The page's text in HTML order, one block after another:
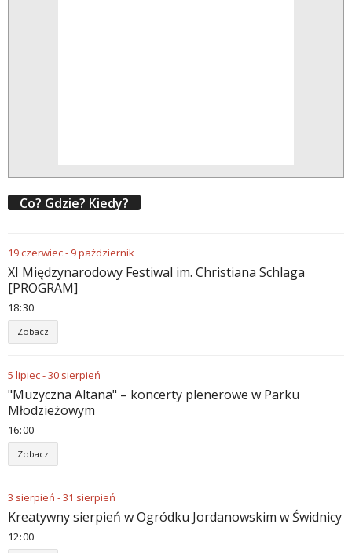
Co? Gdzie? Kiedy?
19czerwiec- 9październik
XI Międzynarodowy Festiwal im. Christiana Schlaga
[PROGRAM]
18 30
Zobacz
5 lipiec-30 sierpień
"Muzyczna Altana" – koncerty plenerowe w Parku
Młodzieżowym
16 00
Zobacz
3 sierpień -31 sierpień
Kreatywny sierpień w Ogródku Jordanowskim w Świdnicy
12 00